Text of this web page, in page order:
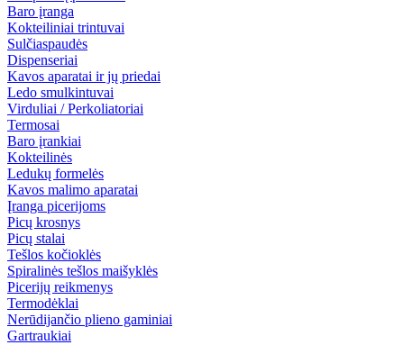
Baro įranga
Kokteiliniai trintuvai
Sulčiaspaudės
Dispenseriai
Kavos aparatai ir jų priedai
Ledo smulkintuvai
Virduliai / Perkoliatoriai
Termosai
Baro įrankiai
Kokteilinės
Ledukų formelės
Kavos malimo aparatai
Įranga picerijoms
Picų krosnys
Picų stalai
Tešlos kočioklės
Spiralinės tešlos maišyklės
Picerijų reikmenys
Termodėklai
Nerūdijančio plieno gaminiai
Gartraukiai